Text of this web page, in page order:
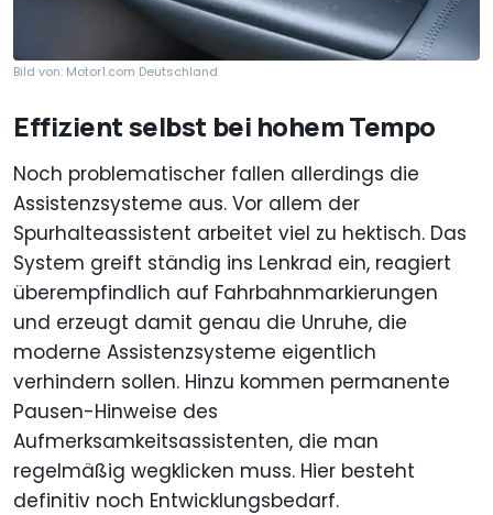
Bild von: Motor1.com Deutschland
Effizient selbst bei hohem Tempo
Noch problematischer fallen allerdings die
Assistenzsysteme aus. Vor allem der
Spurhalteassistent arbeitet viel zu hektisch. Das
System greift ständig ins Lenkrad ein, reagiert
überempfindlich auf Fahrbahnmarkierungen
und erzeugt damit genau die Unruhe, die
moderne Assistenzsysteme eigentlich
verhindern sollen. Hinzu kommen permanente
Pausen-Hinweise des
Aufmerksamkeitsassistenten, die man
regelmäßig wegklicken muss. Hier besteht
definitiv noch Entwicklungsbedarf.